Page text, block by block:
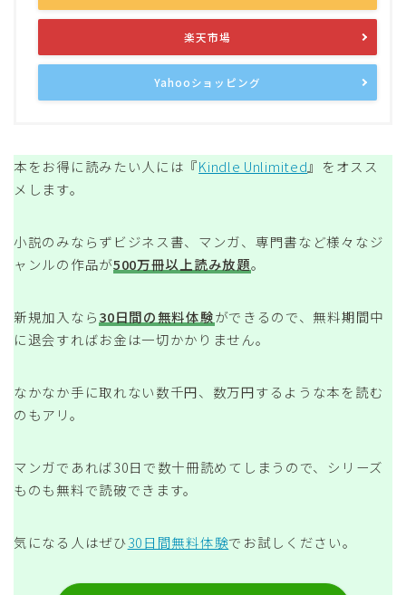
楽天市場
Yahooショッピング
本をお得に読みたい人には『Kindle Unlimited』をオスス
メします。
小説のみならずビジネス書、マンガ、専門書など様々なジ
ャンルの作品が500万冊以上読み放題。
新規加入なら30日間の無料体験ができるので、無料期間中
に退会すればお金は一切かかりません。
なかなか手に取れない数千円、数万円するような本を読む
のもアリ。
マンガであれば30日で数十冊読めてしまうので、シリーズ
ものも無料で読破できます。
気になる人はぜひ30日間無料体験でお試しください。